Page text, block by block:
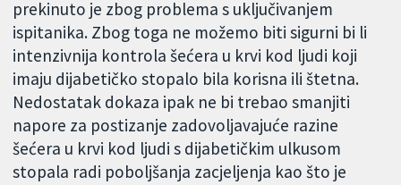
prekinuto je zbog problema s uključivanjem
ispitanika. Zbog toga ne možemo biti sigurni bi li
intenzivnija kontrola šećera u krvi kod ljudi koji
imaju dijabetičko stopalo bila korisna ili štetna.
Nedostatak dokaza ipak ne bi trebao smanjiti
napore za postizanje zadovoljavajuće razine
šećera u krvi kod ljudi s dijabetičkim ulkusom
stopala radi poboljšanja zacjeljenja kao što je